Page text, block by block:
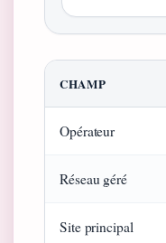
CHAMP
Opérateur
Réseau géré
Site principal